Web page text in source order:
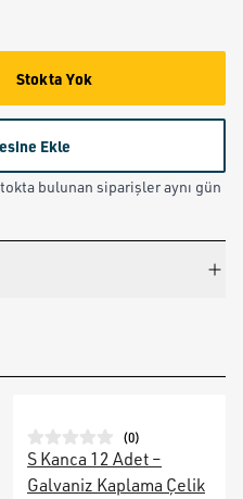
Stokta Yok
Ekle
bulunan siparişler aynı gün
(0)
S Kanca 12 Adet –
Galvaniz Kaplama Çelik